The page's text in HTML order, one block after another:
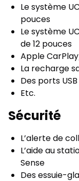
Le système
pouces
Le système
de 12 pouces
Apple
La recharge
Des ports
Etc.
Sécurité
L’alerte de
L’aide au
Sense
Des essuie-